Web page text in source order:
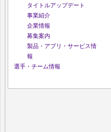
タイトルアップデート
事業紹介
企業情報
募集案内
製品・アプリ・サービス情
報
選手・チーム情報